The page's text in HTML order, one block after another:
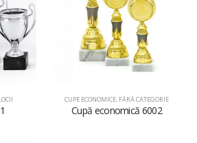
CUPE ECONOMICE, FĂRĂ CATEGORIE
Cupă economică 6002